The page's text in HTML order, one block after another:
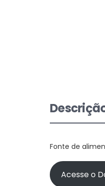
Fonte de
Acesse o